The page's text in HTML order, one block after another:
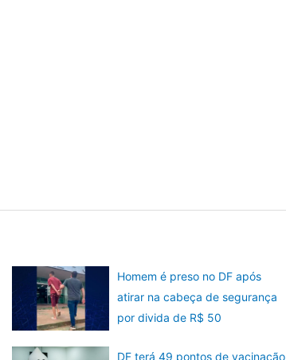
Homem é preso no DF após
atirar na cabeça de segurança
por divida de R$ 50
DF terá 49 pontos de vacinação